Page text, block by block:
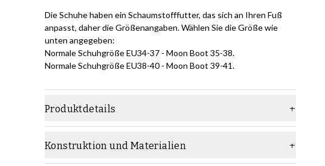
Die Schuhe haben ein Schaumstofffutter, das sich an Ihren Fuß
anpasst, daher die Größenangaben. Wählen Sie die Größe wie
unten angegeben:
Normale Schuhgröße EU34-37 - Moon Boot 35-38.
Normale Schuhgröße EU38-40 - Moon Boot 39-41.
Produktdetails
Konstruktion und Materialien